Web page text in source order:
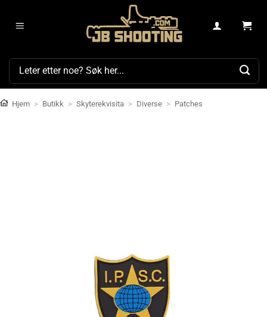
Søk
Hjem > Butikk > Skyterekvisita > Diverse > Patches